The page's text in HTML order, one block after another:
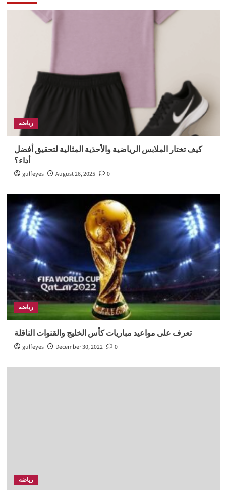
رياضه
كيف تختار الملابس الرياضية والأحذية المثالية لتحقيق أفضل
أداء؟
gulfeyes August 26, 2025 0
رياضه
تعرف على مواعيد مباريات كأس الخليج والقنوات الناقلة
gulfeyes December 30, 2022 0
رياضه